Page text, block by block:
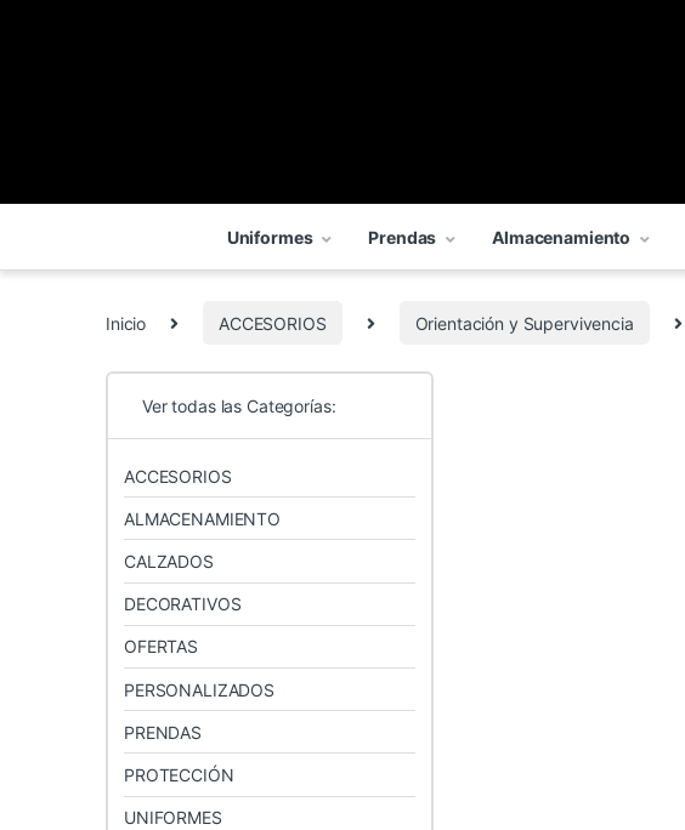
Uniformes Prendas Almacenamiento
Inicio ACCESORIOS Orientación y Supervivencia
Ver todas las Categorías:
ACCESORIOS
ALMACENAMIENTO
CALZADOS
DECORATIVOS
OFERTAS
PERSONALIZADOS
PRENDAS
PROTECCIÓN
UNIFORMES